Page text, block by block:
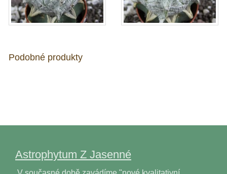
Podobné produkty
Astrophytum Z Jasenné